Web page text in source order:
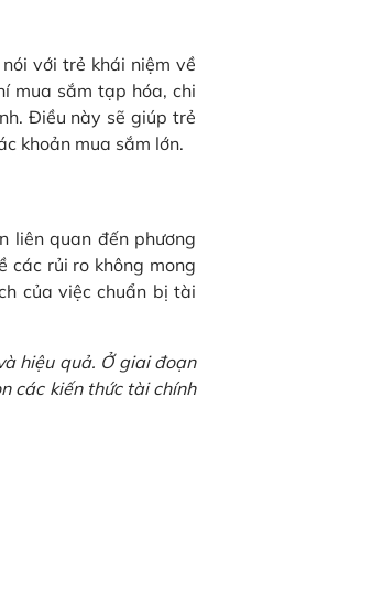
với trẻ khái niệm về
mua sắm tạp hóa, chi
Điều này sẽ giúp trẻ
khoản mua sắm lớn.
liên quan đến phương
các rủi ro không mong
của việc chuẩn bị tài
hiệu quả. Ở giai đoạn
các kiến thức tài chính